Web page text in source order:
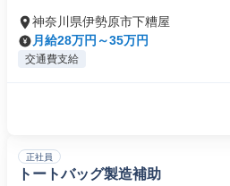
神奈川県伊勢原市下糟屋
月給28万円～35万円
交通費支給
正社員
トートバッグ製造補助